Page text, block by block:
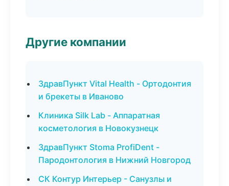
Другие компании
ЗдравПункт Vital Health - Ортодонтия
и брекеты в Иваново
Клиника Silk Lab - Аппаратная
косметология в Новокузнецк
ЗдравПункт Stoma ProfiDent -
Пародонтология в Нижний Новгород
СК Контур Интерьер - Санузлы и